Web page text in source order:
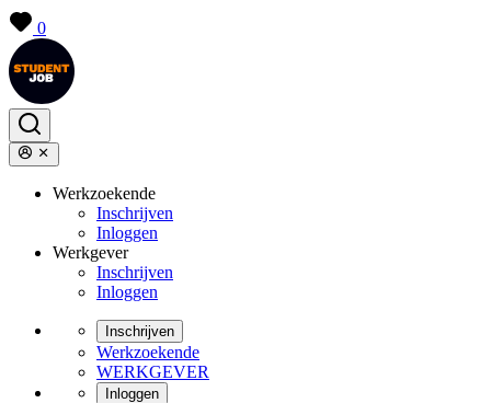
0
Werkzoekende
Inschrijven
Inloggen
Werkgever
Inschrijven
Inloggen
Inschrijven
Werkzoekende
WERKGEVER
Inloggen